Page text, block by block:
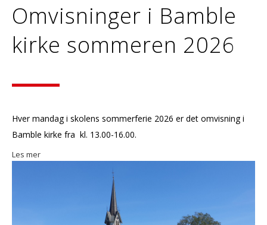
Omvisninger i Bamble
kirke sommeren 2026
Hver mandag i skolens sommerferie 2026 er det omvisning i
Bamble kirke fra kl. 13.00-16.00.
Les mer